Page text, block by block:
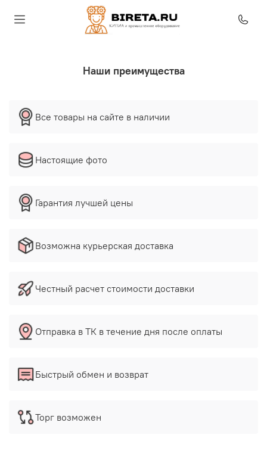
Наши преимущества
Все товары на сайте в наличии
Настоящие фото
Гарантия лучшей цены
Возможна курьерская доставка
Честный расчет стоимости доставки
Отправка в ТК в течение дня после оплаты
Быстрый обмен и возврат
Торг возможен